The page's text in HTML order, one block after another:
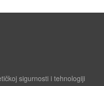
sigurnosti i tehnologiji